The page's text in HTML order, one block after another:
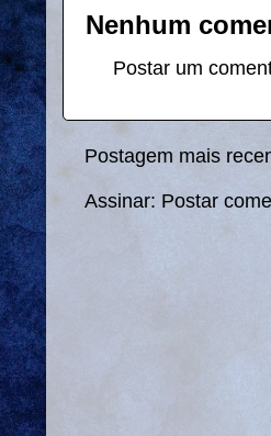
Nenhum
Postar um
Postagem mais
Assinar: Postar